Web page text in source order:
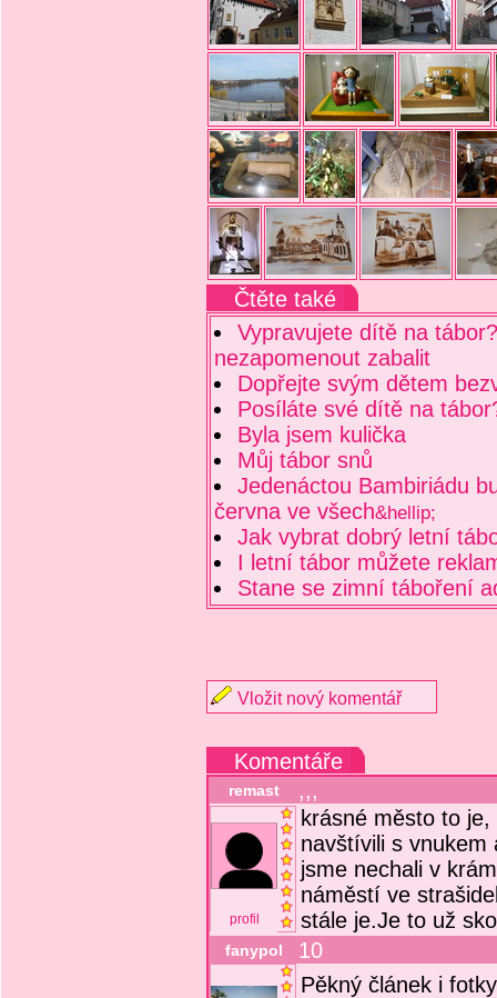
Čtěte také
Vypravujete dítě na
nezapomenout zabalit
Dopřejte svým dětem
Posíláte své dítě na
Byla jsem kulička
Můj tábor snů
Jedenáctou Bambiriádu
června ve všech&hellip;
Jak vybrat dobrý letní
I letní tábor můžete
Stane se zimní táboření
Vložit nový komentář
Komentáře
remast ,,,
profil
krásné město to
navštívili s vnukem
jsme nechali v
náměstí ve
stále je.Je to už
fanypol 10
Pěkný článek i fotky